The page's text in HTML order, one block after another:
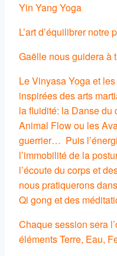
Yin Yang Yoga
L’art d’équilibrer notre
Gaëlle nous guidera à
Le Vinyasa Yoga et
inspirées des arts
la fluidité: la Danse du
Animal Flow ou les
guerrier… Puis
l’immobilité de la
l’écoute du corps et
nous pratiquerons
Qi gong et des
Chaque session sera
éléments Terre, Eau,